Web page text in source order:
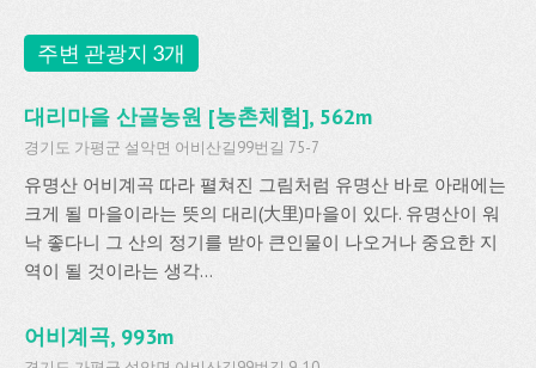
주변 관광지 3개
대리마을 산골농원 [농촌체험], 562m
경기도 가평군 설악면 어비산길99번길 75-7
유명산 어비계곡 따라 펼쳐진 그림처럼 유명산 바로 아래에는
크게 될 마을이라는 뜻의 대리(大里)마을이 있다. 유명산이 워
낙 좋다니 그 산의 정기를 받아 큰인물이 나오거나 중요한 지
역이 될 것이라는 생각...
어비계곡, 993m